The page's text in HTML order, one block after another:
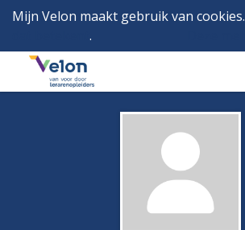
Mijn Velon maakt gebruik van cookies.
.
Menu